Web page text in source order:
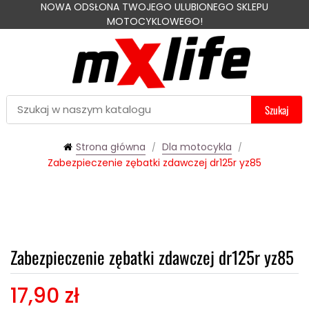
NOWA ODSŁONA TWOJEGO ULUBIONEGO SKLEPU
MOTOCYKLOWEGO!
Szukaj
Strona główna
Dla motocykla
Zabezpieczenie zębatki zdawczej dr125r yz85
Zabezpieczenie zębatki zdawczej dr125r yz85
17,90 zł